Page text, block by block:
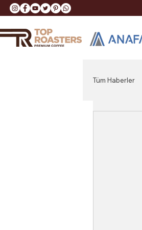
Tüm Haberler